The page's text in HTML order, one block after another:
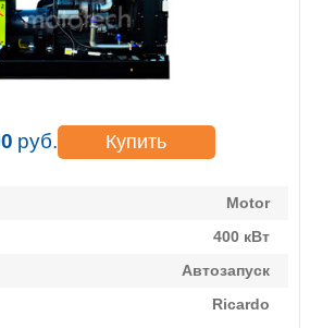
руб. Купить
Motor
400 кВт
Автозапуск
Ricardo